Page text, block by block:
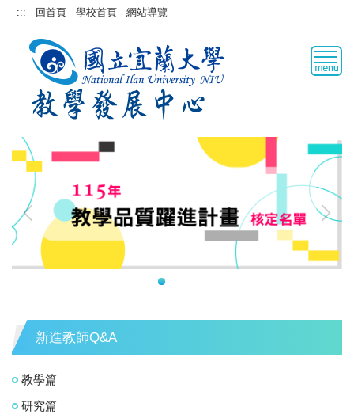
跳::: 回首頁 學校首頁 網站導覽
新進教師Q&A
教學篇
研究篇